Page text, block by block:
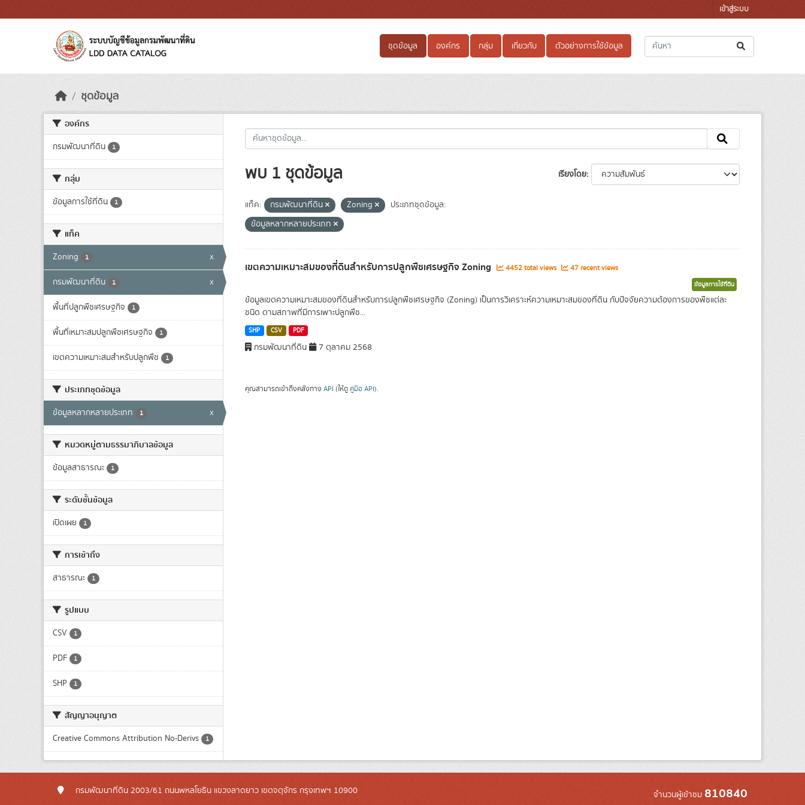
เข้าสู่ระบบ
ชุดข้อมูล องค์กร กลุ่ม เกี่ยวกับ ตัวอย่างการใช้ข้อมูล
ชุดข้อมูล
องค์กร
กรมพัฒนาที่ดิน 1
กลุ่ม
ข้อมูลการใช้ที่ดิน 1
แท็ค
Zoning 1 x
กรมพัฒนาที่ดิน 1 x
พื้นที่ปลูกพืชเศรษฐกิจ 1
พื้นที่เหมาะสมปลูกพืชเศรษฐกิจ 1
เขตความเหมาะสมสำหรับปลูกพืช 1
ประเภทชุดข้อมูล
ข้อมูลหลากหลายประเภท 1 x
หมวดหมู่ตามธรรมาภิบาลข้อมูล
ข้อมูลสาธารณะ 1
ระดับชั้นข้อมูล
เปิดเผย 1
การเข้าถึง
สาธารณะ 1
รูปแบบ
CSV 1
PDF 1
SHP 1
สัญญาอนุญาต
Creative Commons Attribution No-Derivs 1
เรียงโดย
พบ 1 ชุดข้อมูล
แท็ค: กรมพัฒนาที่ดิน Zoning
ประเภทชุดข้อมูล:
ข้อมูลหลากหลายประเภท
เขตความเหมาะสมของที่ดินสำหรับการปลูกพืชเศรษฐกิจ Zoning 4452 total views 47 recent views
ข้อมูลการใช้ที่ดิน
ข้อมูลเขตความเหมาะสมของที่ดินสำหรับการปลูกพืชเศรษฐกิจ (Zoning) เป็นการวิเคราะห์ความเหมาะสมของที่ดิน กับปัจจัยความต้องการของพืชแต่ละ
ชนิด ตามสภาพที่มีการเพาะปลูกพืช...
SHP CSV PDF
กรมพัฒนาที่ดิน 7 ตุลาคม 2568
คุณสามารถเข้าถึงคลังทาง API (ให้ดู คู่มือ API).
กรมพัฒนาที่ดิน 2003/61 ถนนพหลโยธิน แขวงลาดยาว เขตจตุจักร กรุงเทพฯ 10900 จำนวนผู้เข้าชม 810840